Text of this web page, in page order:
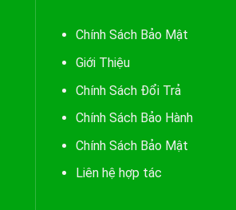
Chính Sách Bảo Mật
Giới Thiệu
Chính Sách Đổi Trả
Chính Sách Bảo Hành
Chính Sách Bảo Mật
Liên hệ hợp tác